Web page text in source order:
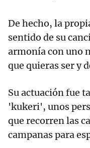
De hecho, la
sentido de su
armonía con uno
que quieras ser y
Su actuación fue
'kukeri', unos
que recorren las
campanas para